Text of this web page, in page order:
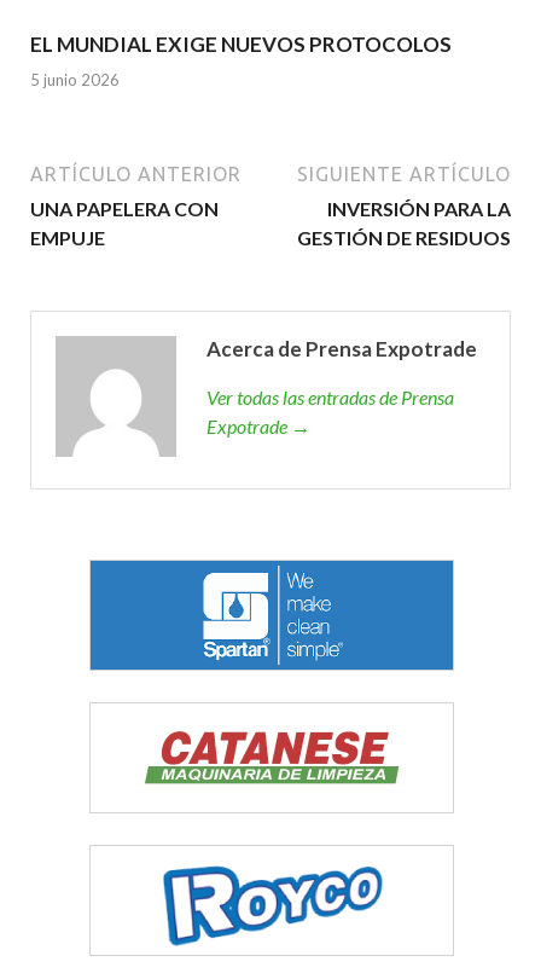
EL MUNDIAL EXIGE NUEVOS PROTOCOLOS
5 junio 2026
ARTÍCULO ANTERIOR
UNA PAPELERA CON
EMPUJE
SIGUIENTE ARTÍCULO
INVERSIÓN PARA LA
GESTIÓN DE RESIDUOS
Acerca de Prensa Expotrade
Ver todas las entradas de Prensa
Expotrade →